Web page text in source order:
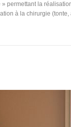
» permettant la
à la chirurgie